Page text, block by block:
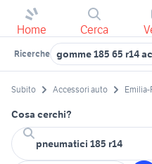
Home Cerca
Ricerche gomme 185 65 r14
Subito Accessori auto
Cosa cerchi?